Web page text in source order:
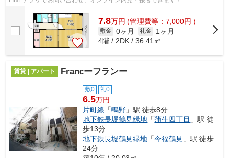
7.8万円 (管理費等：7,000円 )
敷金 0ヶ月 礼金
1ヶ月
4階 / 2DK / 36.41㎡
賃貸 | アパート Francーフランー
敷0 礼0
6.5万円
片町線 「鴫野 」駅 徒歩8分
地下鉄長堀鶴見緑地 「蒲生四丁目 」駅 徒
歩13分
地下鉄長堀鶴見緑地 「今福鶴見 」駅 徒歩
24分